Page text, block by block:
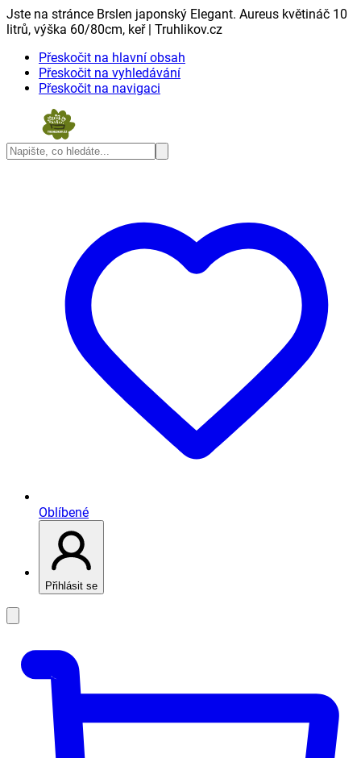
Jste na stránce Brslen japonský Elegant. Aureus květináč 10
litrů, výška 60/80cm, keř | Truhlikov.cz
Přeskočit na hlavní obsah
Přeskočit na vyhledávání
Přeskočit na navigaci
Oblíbené
Přihlásit se